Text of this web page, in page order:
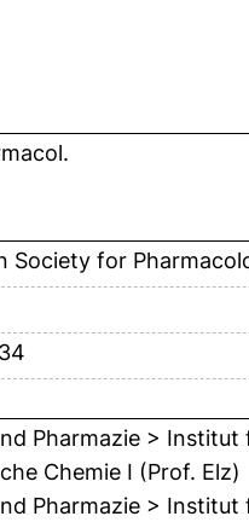
Society for
Pharmazie >
Chemie I (Prof. Elz)
Pharmazie >